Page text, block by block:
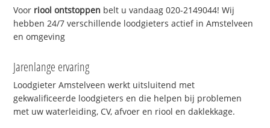
Voor riool ontstoppen belt u vandaag 020-2149044! Wij
hebben 24/7 verschillende loodgieters actief in Amstelveen
en omgeving
Jarenlange ervaring
Loodgieter Amstelveen werkt uitsluitend met
gekwalificeerde loodgieters en die helpen bij problemen
met uw waterleiding, CV, afvoer en riool en daklekkage.